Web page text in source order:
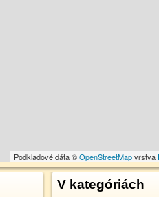
Podkladové dáta ©OpenStreetMapvrstva
V kategóriách